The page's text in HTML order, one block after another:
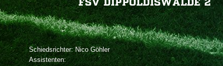
FSV DIPPOLDISWALDE 2
Schiedsrichter: 
Assistenten: